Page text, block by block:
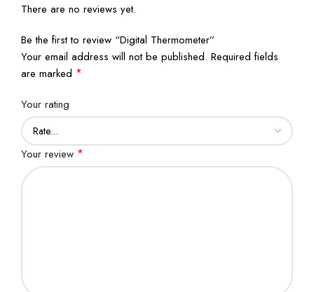
There are no reviews yet.
Be the first to review “Digital Thermometer”
Your email address will not be published. Required fields
are marked *
Your rating
Your review *